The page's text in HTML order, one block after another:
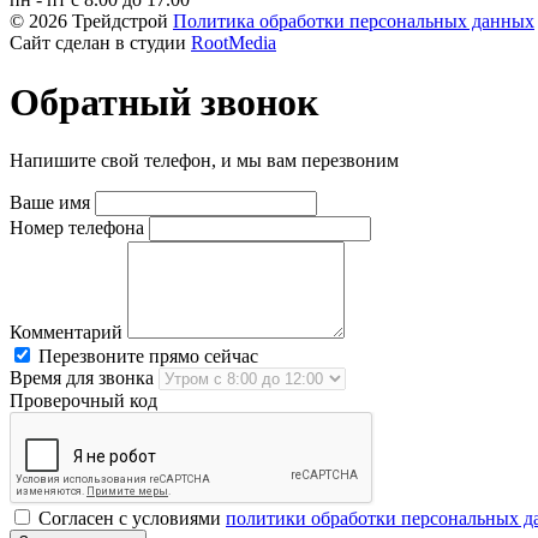
© 2026 Трейдстрой Политика обработки персональных данных
Сайт сделан в студии RootMedia
Обратный звонок
Напишите свой телефон, и мы вам перезвоним
Ваше имя
Номер телефона
Комментарий
Перезвоните прямо сейчас
Время для звонка
Проверочный код
Согласен с условиями политики обработки персональных